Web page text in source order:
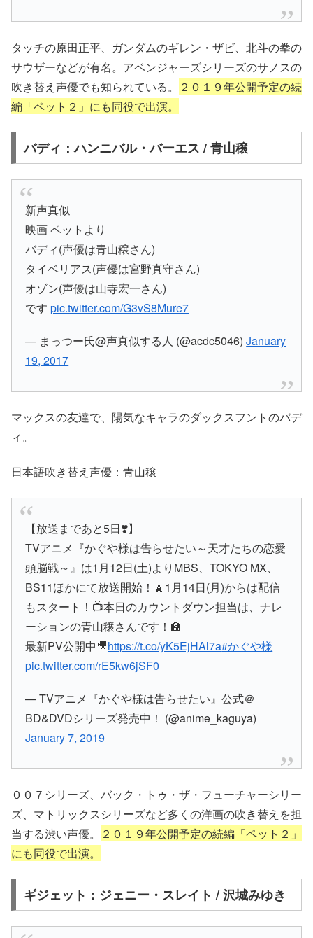
タッチの原田正平、ガンダムのギレン・ザビ、北斗の拳の
サウザーなどが有名。アベンジャーズシリーズのサノスの
吹き替え声優でも知られている。
２０１９年公開予定の続
編「ペット２」にも同役で出演。
バディ：ハンニバル・バーエス / 青山穣
新声真似
映画 ペットより
バディ(声優は青山穣さん)
タイベリアス(声優は宮野真守さん)
オゾン(声優は山寺宏一さん)
ですpic.twitter.com/G3vS8Mure7
— まっつー氏@声真似する人 (@acdc5046)January
19, 2017
マックスの友達で、陽気なキャラのダックスフントのバデ
ィ。
日本語吹き替え声優：青山穣
【放送まであと5日❣️】
TVアニメ『かぐや様は告らせたい～天才たちの恋愛
頭脳戦～』は1月12日(土)よりMBS、TOKYO MX、
BS11ほかにて放送開始！🗼1月14日(月)からは配信
もスタート！📺本日のカウントダウン担当は、ナレ
ーションの青山穣さんです！🏫
最新PV公開中🎥https://t.co/yK5EjHAl7a#かぐや様
pic.twitter.com/rE5kw6jSF0
— TVアニメ『かぐや様は告らせたい』公式＠
BD&DVDシリーズ発売中！ (@anime_kaguya)
January 7, 2019
００７シリーズ、バック・トゥ・ザ・フューチャーシリー
ズ、マトリックスシリーズなど多くの洋画の吹き替えを担
当する渋い声優。
２０１９年公開予定の続編「ペット２」
にも同役で出演。
ギジェット：ジェニー・スレイト / 沢城みゆき